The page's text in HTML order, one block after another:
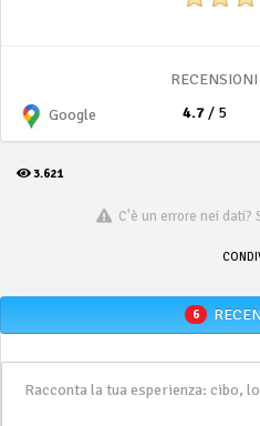
Google
4.7/ 5
3.621
C'è un errore nei dati?
6